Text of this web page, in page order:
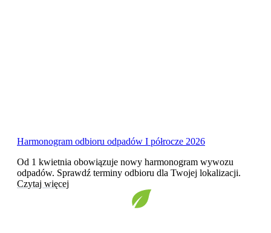
Harmonogram odbioru odpadów I półrocze 2026
Od 1 kwietnia obowiązuje nowy harmonogram wywozu
odpadów. Sprawdź terminy odbioru dla Twojej lokalizacji.
Czytaj więcej